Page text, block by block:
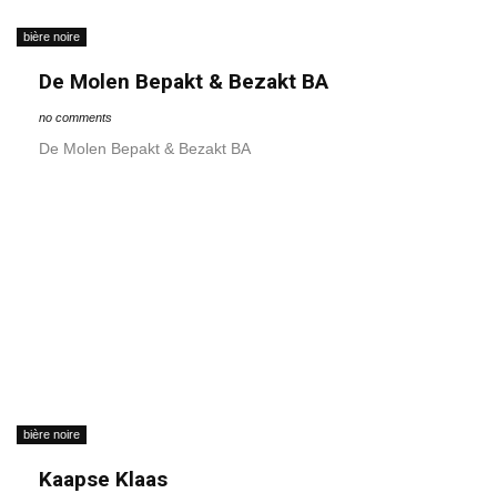
bière noire
De Molen Bepakt & Bezakt BA
no comments
De Molen Bepakt & Bezakt BA
bière noire
Kaapse Klaas